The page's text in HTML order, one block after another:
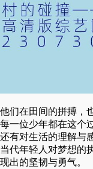
们在田间的拼搏，
一位少年都在这个
有对生活的理解与
代年轻人对梦想的
出的坚韧与勇气。